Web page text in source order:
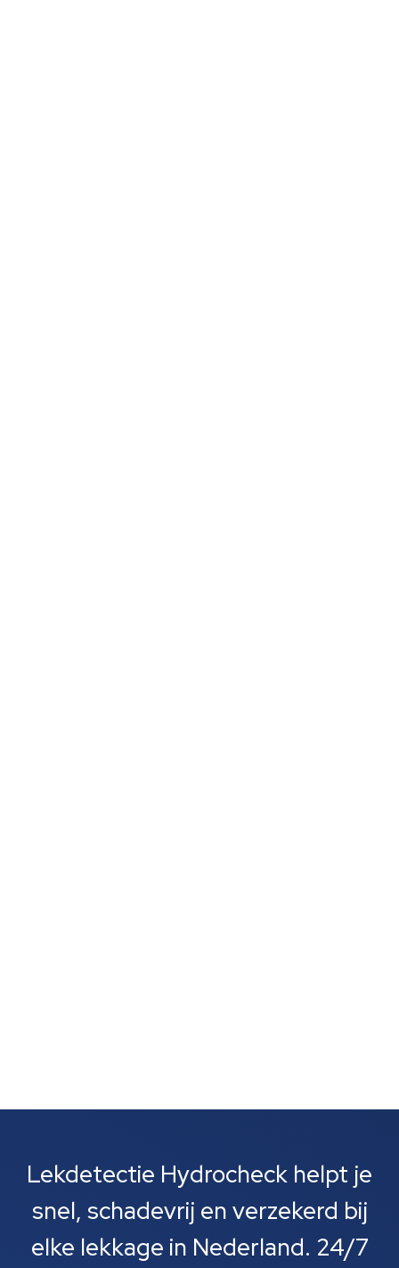
Lekdetectie Hydrocheck helpt je
snel, schadevrij en verzekerd bij
elke lekkage in Nederland. 24/7